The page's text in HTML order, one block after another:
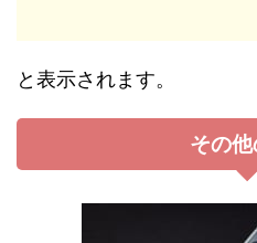
と表示されます。
その他